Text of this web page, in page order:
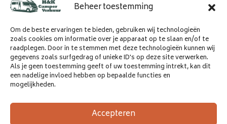
Beheer toestemming
Om de beste ervaringen te bieden, gebruiken wij technologieën
zoals cookies om informatie over je apparaat op te slaan en/of te
raadplegen. Door in te stemmen met deze technologieën kunnen wij
gegevens zoals surfgedrag of unieke ID's op deze site verwerken.
Als je geen toestemming geeft of uw toestemming intrekt, kan dit
een nadelige invloed hebben op bepaalde functies en
mogelijkheden.
Accepteren
Volg ons
Copyright © 2025 H&K Camperverhuur